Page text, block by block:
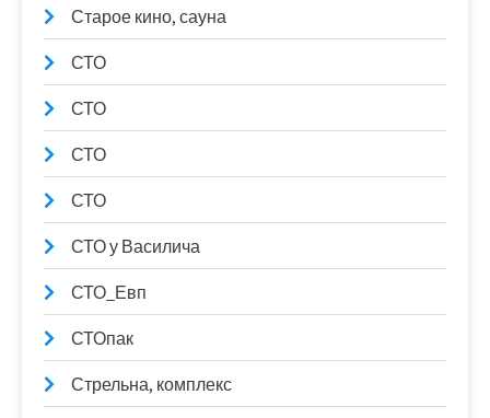
Старое кино, сауна
СТО
СТО
СТО
СТО
СТО у Василича
СТО_Евп
СТОпак
Стрельна, комплекс